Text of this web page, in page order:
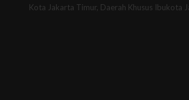
Kota Jakarta Timur, Daerah Khusus Ibukota